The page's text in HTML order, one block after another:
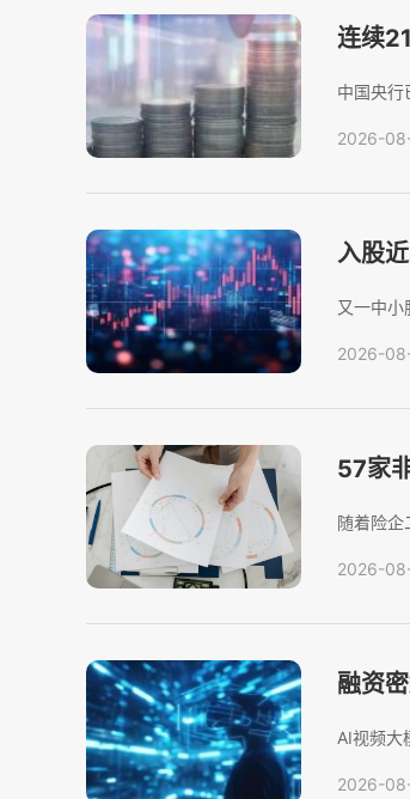
连续
中国央行
荡，央行
2026-
入股
又一中小
万股）挂
2026-
57家
随着险企
身险公司
2026-
融资
AI视频大
科技、演
2026-